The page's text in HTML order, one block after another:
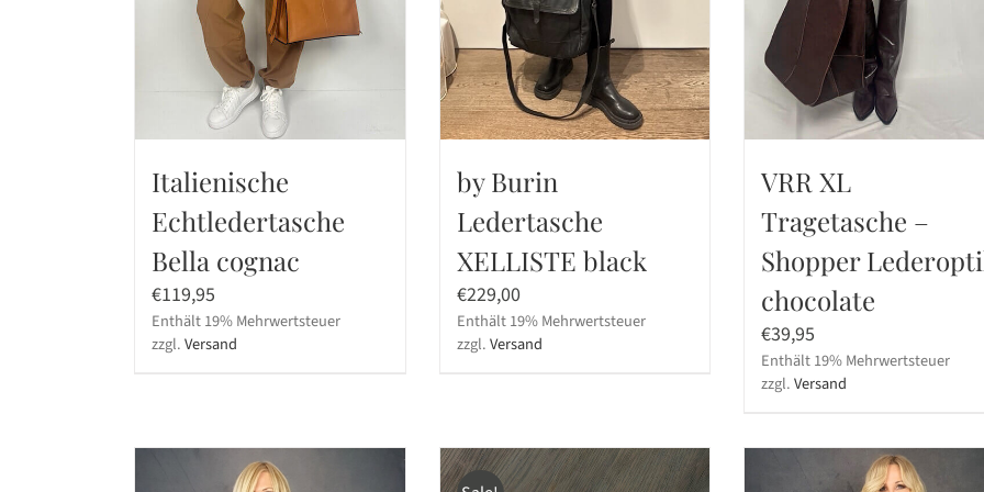
Italienische
Echtledertasche
Bella cognac
€119,95
Enthält 19% Mehrwertsteuer
zzgl.Versand
by Burin
Ledertasche
XELLISTE black
€229,00
Enthält 19% Mehrwertsteuer
zzgl.Versand
VRR XL
Tragetasche –
Shopper
chocolate
€39,95
Enthält 19% Mehrwertsteuer
zzgl.Versand